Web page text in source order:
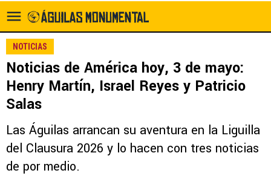
NOTICIAS
Noticias de América hoy, 3 de mayo:
Henry Martín, Israel Reyes y Patricio
Salas
Las Águilas arrancan su aventura en la Liguilla
del Clausura 2026 y lo hacen con tres noticias
de por medio.